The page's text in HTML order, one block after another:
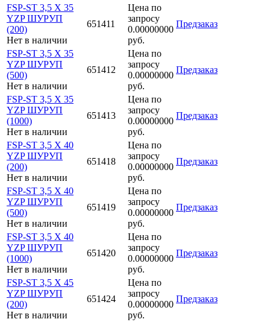
FSP-ST 3,5 X 35
YZP ШУРУП
(200)
Нет в наличии
651411
Цена по
запросу
0.00000000
руб.
Предзаказ
FSP-ST 3,5 X 35
YZP ШУРУП
(500)
Нет в наличии
651412
Цена по
запросу
0.00000000
руб.
Предзаказ
FSP-ST 3,5 X 35
YZP ШУРУП
(1000)
Нет в наличии
651413
Цена по
запросу
0.00000000
руб.
Предзаказ
FSP-ST 3,5 X 40
YZP ШУРУП
(200)
Нет в наличии
651418
Цена по
запросу
0.00000000
руб.
Предзаказ
FSP-ST 3,5 X 40
YZP ШУРУП
(500)
Нет в наличии
651419
Цена по
запросу
0.00000000
руб.
Предзаказ
FSP-ST 3,5 X 40
YZP ШУРУП
(1000)
Нет в наличии
651420
Цена по
запросу
0.00000000
руб.
Предзаказ
FSP-ST 3,5 X 45
YZP ШУРУП
(200)
Нет в наличии
651424
Цена по
запросу
0.00000000
руб.
Предзаказ